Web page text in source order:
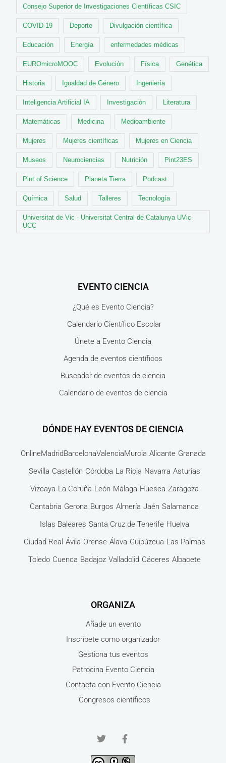
Consejo Superior de Investigaciones Científicas CSIC
COVID-19 Deporte Divulgación científica
Educación Energía enfermedades médicas
EUROmicroMOOC Evolución Física Genética
Historia Igualdad de Género Ingeniería
Inteligencia Artificial IA Investigación Literatura
Matemáticas Medicina Medioambiente
Mujeres Mujeres científicas Mujeres en Ciencia
Museos Neurociencias Nutrición Pint23ES
Pint of Science Planeta Tierra Podcast
Química Salud Talleres Tecnología
Universitat de Vic - Universitat Central de Catalunya UVic-
UCC
EVENTO CIENCIA
¿Qué es Evento Ciencia?
Calendario Científico Escolar
Únete a Evento Ciencia
Agenda de eventos científicos
Buscador de eventos de ciencia
Calendario de eventos de ciencia
DÓNDE HAY EVENTOS DE CIENCIA
OnlineMadridBarcelonaValenciaMurcia Alicante Granada
Sevilla Castellón Córdoba La Rioja Navarra Asturias
Vizcaya La Coruña León Málaga Huesca Zaragoza
Cantabria Gerona Burgos Almería Jaén Salamanca
Islas Baleares Santa Cruz de Tenerife Huelva
Ciudad Real Ávila Orense Álava Guipúzcua Las Palmas
Toledo Cuenca Badajoz Valladolid Cáceres Albacete
ORGANIZA
Añade un evento
Inscríbete como organizador
Gestiona tus eventos
Patrocina Evento Ciencia
Contacta con Evento Ciencia
Congresos científicos